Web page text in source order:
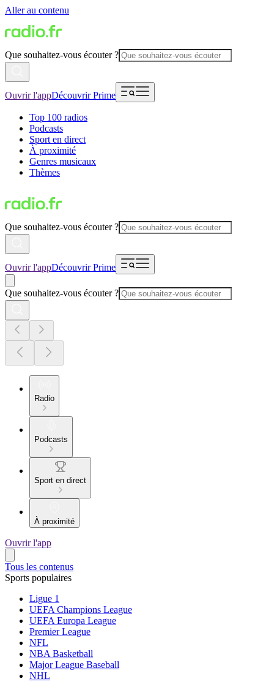
Aller au contenu
Que souhaitez-vous écouter ?
Ouvrir l'appDécouvrir Prime
Top 100 radios
Podcasts
Sport en direct
À proximité
Genres musicaux
Thèmes
Que souhaitez-vous écouter ?
Ouvrir l'appDécouvrir Prime
Que souhaitez-vous écouter ?
Radio
Podcasts
Sport en direct
À proximité
Ouvrir l'app
Tous les contenus
Sports populaires
Ligue 1
UEFA Champions League
UEFA Europa League
Premier League
NFL
NBA Basketball
Major League Baseball
NHL